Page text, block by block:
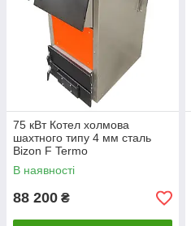
75 кВт Котел холмова
шахтного типу 4 мм сталь
Bizon F Termo
В наявності
88 200 ₴